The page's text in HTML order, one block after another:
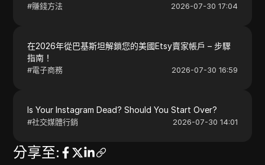
#賺錢方法 2026-07-30 17:04
在2026年從巴基斯坦解鎖您的美國Etsy賣家帳戶 – 步驟
指南！
#電子商務 2026-07-30 16:59
Is Your Instagram Dead? Should You Start Over?
#社交媒體行銷 2026-07-30 14:01
分享至: